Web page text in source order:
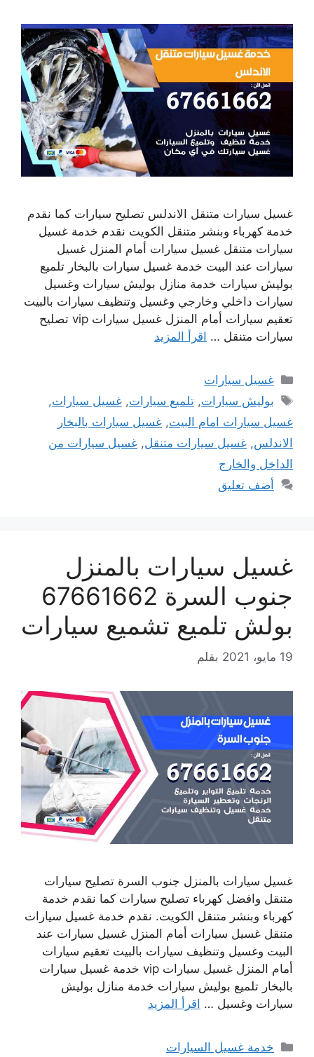
غسيل سيارات متنقل الاندلس تصليح سيارات كما نقدم
خدمة كهرباء وبنشر متنقل الكويت نقدم خدمة غسيل
سيارات متنقل غسيل سيارات أمام المنزل غسيل
سيارات عند البيت خدمة غسيل سيارات بالبخار تلميع
بوليش سيارات خدمة منازل بوليش سيارات وغسيل
سيارات داخلي وخارجي وغسيل وتنظيف سيارات بالبيت
تعقيم سيارات أمام المنزل غسيل سيارات vip تصليح
سيارات متنقل … اقرأ المزيد
التصنيفات
غسيل سيارات
الوسوم
بوليش سيارات,تلميع سيارات,غسيل سيارات,
غسيل سيارات امام البيت, غسيل سيارات بالبخار
الاندلس, غسيل سيارات متنقل, غسيل سيارات من
الداخل والخارج
أضف تعليق
غسيل سيارات بالمنزل
جنوب السرة 67661662
بولش تلميع تشميع سيارات
19 مايو، 2021 بقلم
غسيل سيارات بالمنزل جنوب السرة تصليح سيارات
متنقل وافضل كهرباء تصليح سيارات كما نقدم خدمة
كهرباء وبنشر متنقل الكويت. نقدم خدمة غسيل سيارات
متنقل غسيل سيارات أمام المنزل غسيل سيارات عند
البيت وغسيل وتنظيف سيارات بالبيت تعقيم سيارات
أمام المنزل غسيل سيارات vip خدمة غسيل سيارات
بالبخار تلميع بوليش سيارات خدمة منازل بوليش
سيارات وغسيل … اقرأ المزيد
التصنيفات
خدمة غسيل السيارات